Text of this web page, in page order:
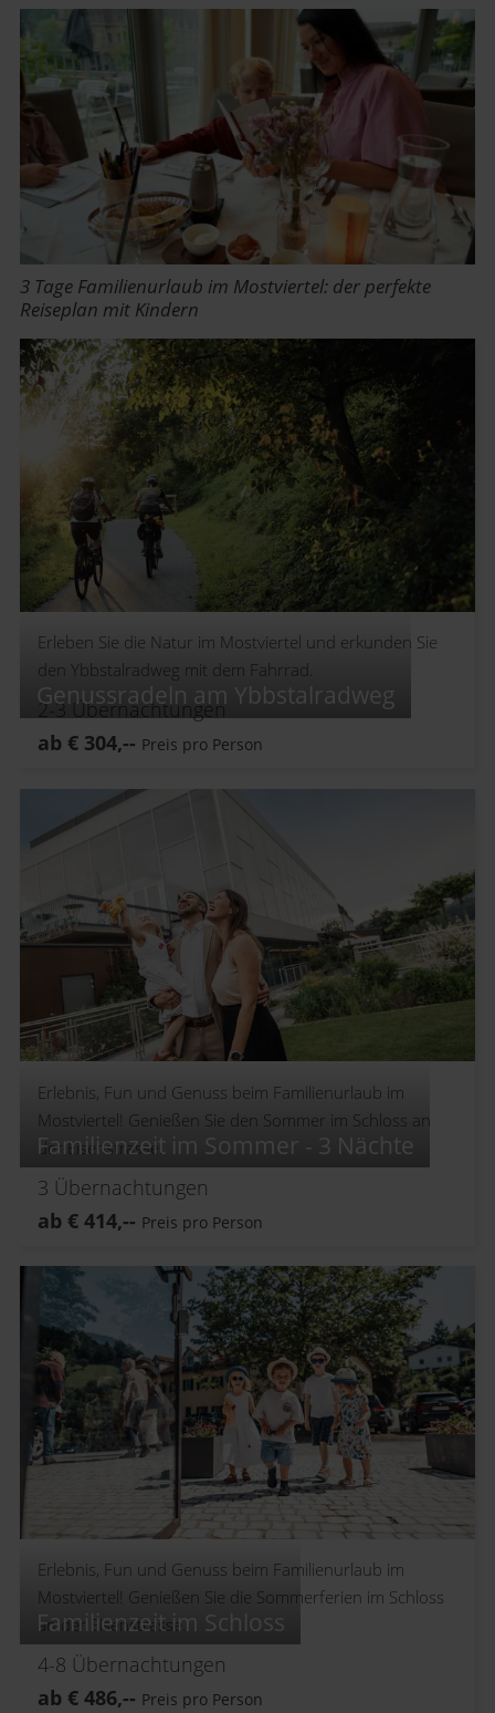
3 Tage Familienurlaub im Mostviertel: der perfekte
Reiseplan mit Kindern
Genussradeln am Ybbstalradweg
Erleben Sie die Natur im Mostviertel und erkunden Sie
den Ybbstalradweg mit dem Fahrrad.
2-3Übernachtungen
ab € 304,-- Preis pro Person
Familienzeit im Sommer - 3 Nächte
Erlebnis, Fun und Genuss beim Familienurlaub im
Mostviertel! Genießen Sie den Sommer im Schloss an
der Eisenstrasse.
3 Übernachtungen
ab € 414,-- Preis pro Person
Familienzeit im Schloss
Erlebnis, Fun und Genuss beim Familienurlaub im
Mostviertel! Genießen Sie die Sommerferien im Schloss
an der Eisenstrasse.
4-8 Übernachtungen
ab € 486,-- Preis pro Person